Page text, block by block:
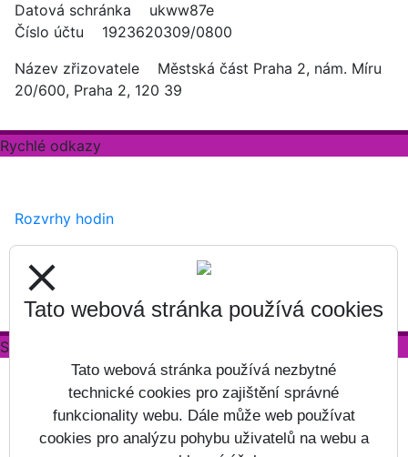
Datová schránka ukww87e
Číslo účtu 1923620309/0800
Název zřizovatele Městská část Praha 2, nám. Míru
20/600, Praha 2, 120 39
Rychlé odkazy
Rozvrhy hodin
Formuláře ke stažení
Sociální sítě
close
Tato webová stránka používá cookies
Tato webová stránka používá nezbytné
technické cookies pro zajištění správné
funkcionality webu. Dále může web používat
cookies pro analýzu pohybu uživatelů na webu a